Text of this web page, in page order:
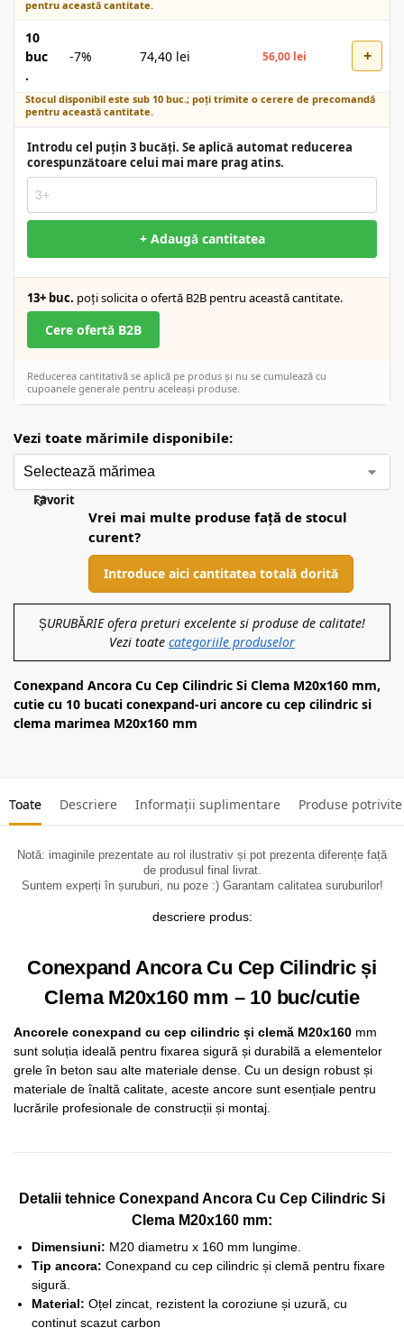
pentru această cantitate.
10
buc
.
-7% 74,40 lei 56,00 lei +
Stocul disponibil este sub 10 buc.; poți trimite o cerere de precomandă
pentru această cantitate.
Introdu cel puțin 3 bucăți. Se aplică automat reducerea
corespunzătoare celui mai mare prag atins.
+ Adaugă cantitatea
13+ buc. poți solicita o ofertă B2B pentru această cantitate.
Cere ofertă B2B
Reducerea cantitativă se aplică pe produs și nu se cumulează cu
cupoanele generale pentru aceleași produse.
Vezi toate mărimile disponibile:
Favorit
Vrei mai multe produse față de stocul
curent?
Introduce aici cantitatea totală dorită
ȘURUBĂRIE ofera preturi excelente si produse de calitate!
Vezi toate categoriile produselor
Conexpand Ancora Cu Cep Cilindric Si Clema M20x160 mm,
cutie cu 10 bucati conexpand-uri ancore cu cep cilindric si
clema marimea M20x160 mm
Toate Descriere Informații suplimentare Produse potrivite
Notă: imaginile prezentate au rol ilustrativ și pot prezenta diferențe față
de produsul final livrat.
Suntem experți în șuruburi, nu poze :) Garantam calitatea suruburilor!
descriere produs:
Conexpand Ancora Cu Cep Cilindric și
Clema M20x160 mm – 10 buc/cutie
Ancorele conexpand cu cep cilindric și clemă M20x160 mm
sunt soluția ideală pentru fixarea sigură și durabilă a elementelor
grele în beton sau alte materiale dense. Cu un design robust și
materiale de înaltă calitate, aceste ancore sunt esențiale pentru
lucrările profesionale de construcții și montaj.
Detalii tehnice Conexpand Ancora Cu Cep Cilindric Si
Clema M20x160 mm:
Dimensiuni: M20 diametru x 160 mm lungime.
Tip ancora: Conexpand cu cep cilindric și clemă pentru fixare
sigură.
Material: Oțel zincat, rezistent la coroziune și uzură, cu
continut scazut carbon